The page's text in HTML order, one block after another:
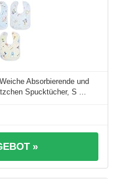
Absorbierende und
Spucktücher, S ...
»